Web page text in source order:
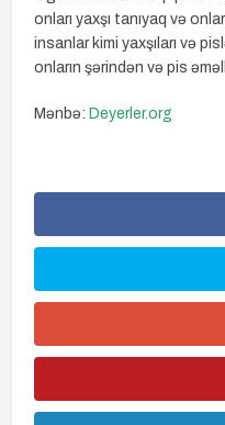
onları yaxşı tanıyaq və
insanlar kimi yaxşıları və
onların şərindən və pis
Mənbə: Deyerler.org